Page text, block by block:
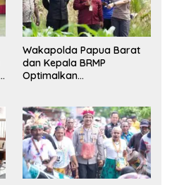
Wakapolda Papua Barat
dan Kepala BRMP
Optimalkan
Pangan Papua Barat